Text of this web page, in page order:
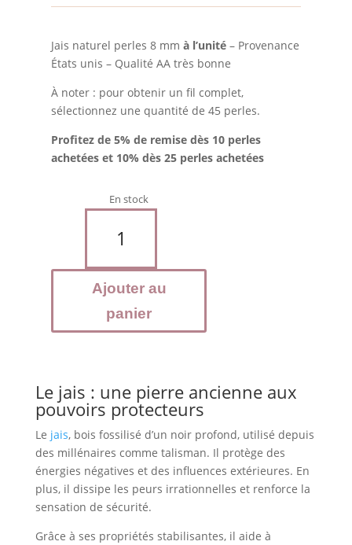
Jais naturel perles 8 mm à l’unité– Provenance
États unis – Qualité AA très bonne
À noter : pour obtenir un fil complet,
sélectionnez une quantité de 45 perles.
Profitez de 5% de remise dès 10 perles
achetées et 10% dès 25 perles achetées
En stock
-
Perles
Ajouter au
panier
Le jais : une pierre ancienne aux
pouvoirs protecteurs
Le jais, bois fossilisé d’un noir profond, utilisé depuis
des millénaires comme talisman. Il protège des
énergies négatives et des influences extérieures. En
plus, il dissipe les peurs irrationnelles et renforce la
sensation de sécurité.
Grâce à ses propriétés stabilisantes, il aide à